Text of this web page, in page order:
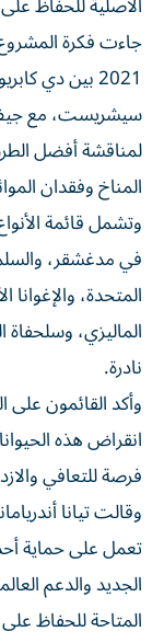
جاءت فكرة
سيشريست، مع
لمناقشة أفضل
المناخ وفقدان
وتشمل قائمة
في مدغشقر،
المتحدة،
الماليزي، وسلحفاة
نادرة.
وأكد القائمون
انقراض هذه
فرصة للتعافي
وقالت تيانا
تعمل على حماية
الجديد والدعم
المتاحة للحفاظ